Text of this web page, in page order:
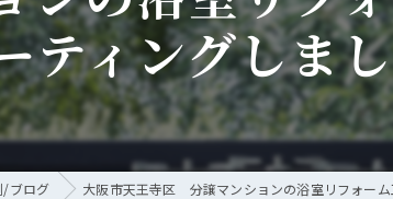
ティングしま
/ブログ 大阪市天王寺区 分譲マンションの浴室リフォー